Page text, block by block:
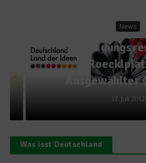
News
Roecklplatz
Ausgewählter
17. Juli 2012
Was isst Deutschland